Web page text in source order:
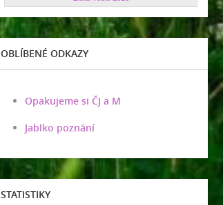
OBLÍBENÉ ODKAZY
Opakujeme si ČJ a M
Jablko poznání
STATISTIKY